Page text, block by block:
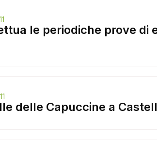
le periodiche prove di
delle Capuccine a